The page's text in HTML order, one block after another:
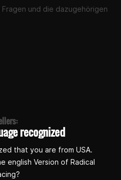
und die dazugehörigen
recognized
that you are from USA.
english Version of Radical